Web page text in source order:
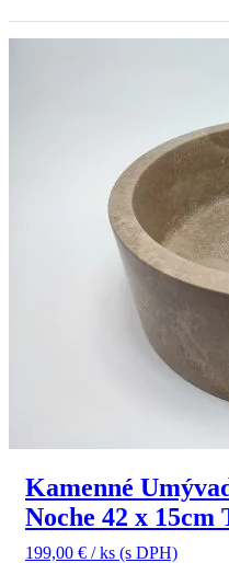
Kamenné
Noche 42 x 15cm
199,00 € / ks (s DPH)